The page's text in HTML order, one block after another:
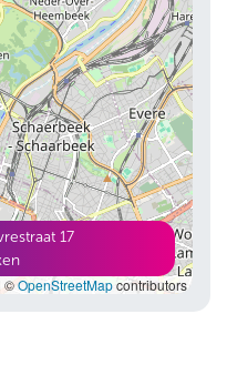
©OpenStreetMapcontributors
17